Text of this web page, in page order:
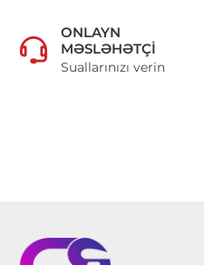
ONLAYN
MƏSLƏHƏTÇI
Suallarınızı verin